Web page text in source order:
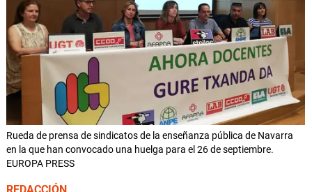
Rueda de prensa de sindicatos de la enseñanza pública de Navarra
en la que han convocado una huelga para el 26 de septiembre.
EUROPA PRESS